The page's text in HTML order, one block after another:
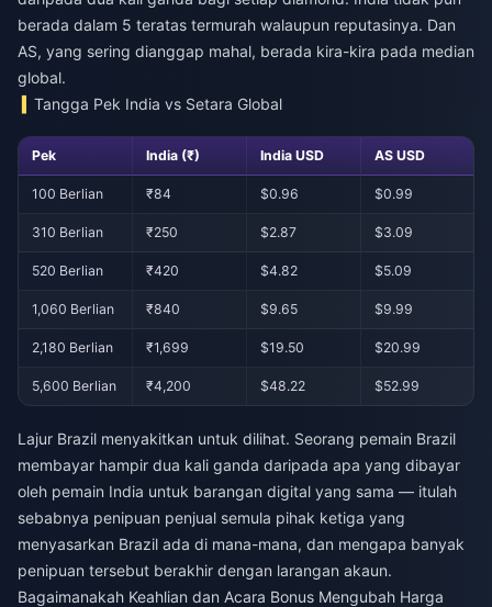
berada dalam 5 teratas termurah walaupun reputasinya. Dan
AS, yang sering dianggap mahal, berada kira-kira pada median
global.
Tangga Pek India vs Setara Global
Pek India (₹) India USD AS USD
100 Berlian ₹84 $0.96 $0.99
310 Berlian ₹250 $2.87 $3.09
520 Berlian ₹420 $4.82 $5.09
1,060 Berlian ₹840 $9.65 $9.99
2,180 Berlian ₹1,699 $19.50 $20.99
5,600 Berlian ₹4,200 $48.22 $52.99
Lajur Brazil menyakitkan untuk dilihat. Seorang pemain Brazil
membayar hampir dua kali ganda daripada apa yang dibayar
oleh pemain India untuk barangan digital yang sama — itulah
sebabnya penipuan penjual semula pihak ketiga yang
menyasarkan Brazil ada di mana-mana, dan mengapa banyak
penipuan tersebut berakhir dengan larangan akaun.
Bagaimanakah Keahlian dan Acara Bonus Mengubah Harga